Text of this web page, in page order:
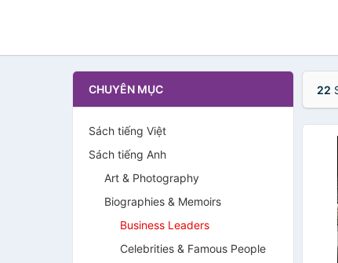
CHUYÊN MỤC
Sách tiếng Việt
Sách tiếng Anh
Art & Photography
Biographies & Memoirs
Business Leaders
Celebrities & Famous People
22